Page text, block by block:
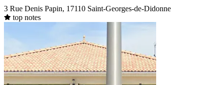
3 Rue Denis Papin, 17110 Saint-Georges-de-Didonne
top notes